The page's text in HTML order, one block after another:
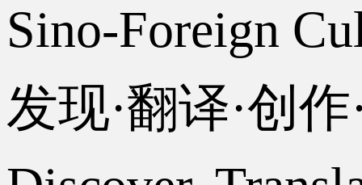
Sino-Foreign
发现·翻译·创